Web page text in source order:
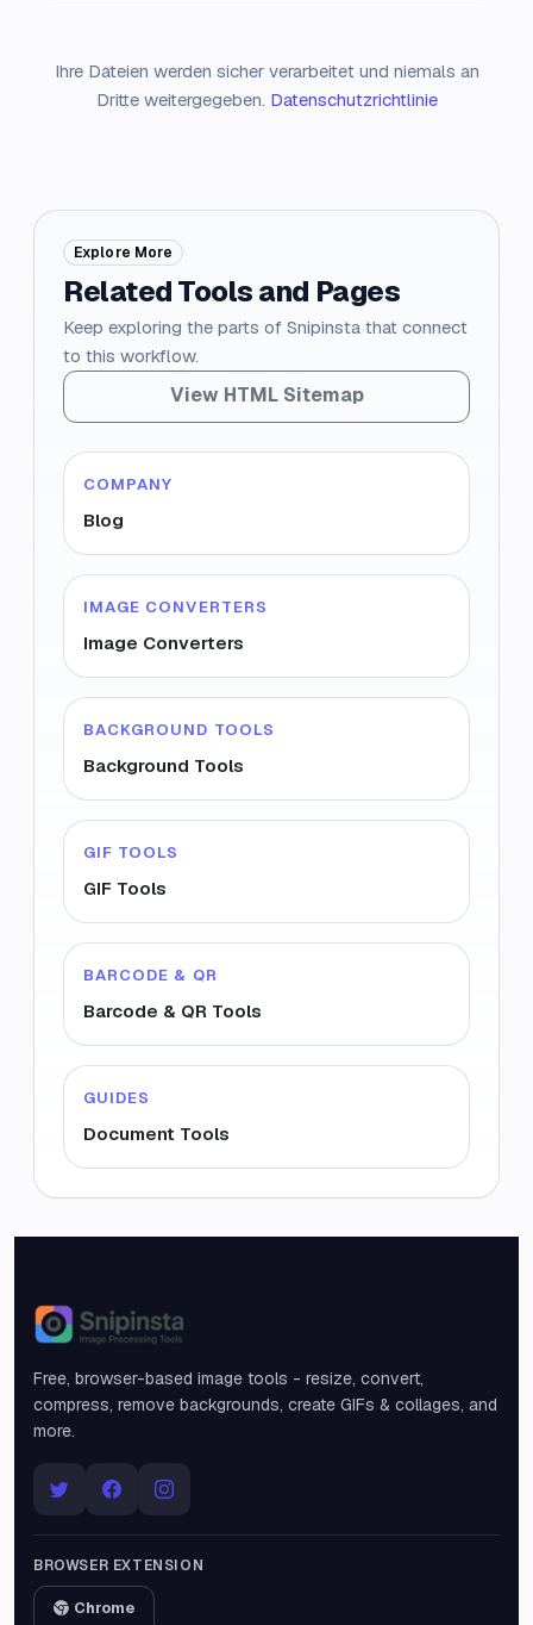
Ihre Dateien werden sicher verarbeitet und niemals an
Dritte weitergegeben. Datenschutzrichtlinie
Explore More
Related Tools and Pages
Keep exploring the parts of Snipinsta that connect
to this workflow.
View HTML Sitemap
COMPANY
Blog
IMAGE CONVERTERS
Image Converters
BACKGROUND TOOLS
Background Tools
GIF TOOLS
GIF Tools
BARCODE & QR
Barcode & QR Tools
GUIDES
Document Tools
Snipinsta
Free, browser-based image tools - resize, convert,
compress, remove backgrounds, create GIFs & collages, and
more.
BROWSER EXTENSION
Chrome